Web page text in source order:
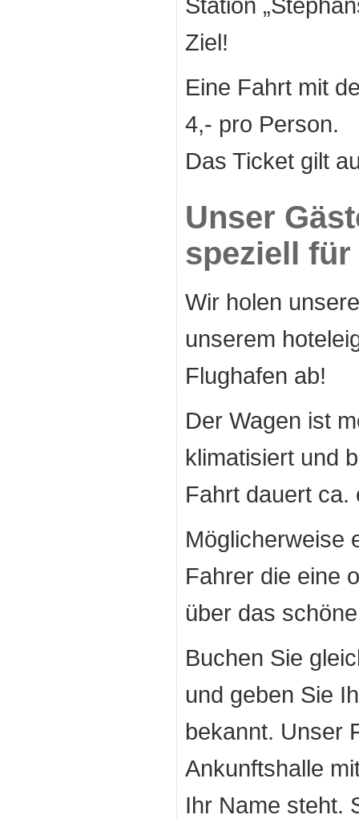
Ziel!
Eine Fahrt mit
4,- pro Person.
Das Ticket gilt
Unser
speziell für
Wir holen
unserem
Flughafen ab!
Der Wagen ist
klimatisiert und
Fahrt dauert ca.
Möglicherweise
Fahrer die eine
über das
Buchen Sie
und geben Sie
bekannt. Unser
Ankunftshalle
Ihr Name steht.